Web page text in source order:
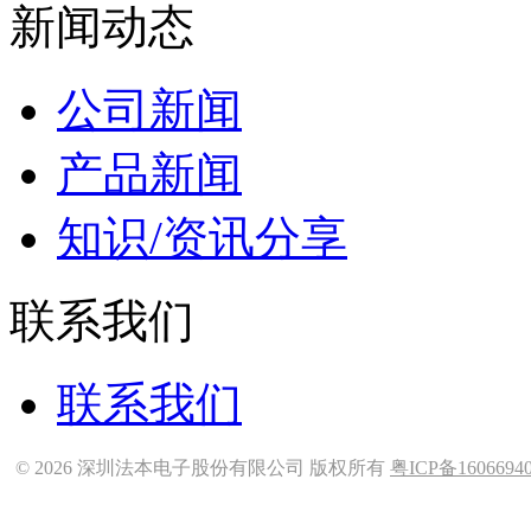
新闻动态
公司新闻
产品新闻
知识/资讯分享
联系我们
联系我们
© 2026 深圳法本电子股份有限公司 版权所有 粤ICP备